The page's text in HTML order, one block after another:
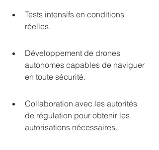
Tests intensifs en conditions
réelles.
Développement de drones
autonomes capables de naviguer
en toute sécurité.
Collaboration avec les autorités
de régulation pour obtenir les
autorisations nécessaires.